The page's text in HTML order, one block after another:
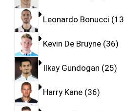
Leonardo Bonucci 13
Kevin De Bruyne 36
Ilkay Gundogan 25
Harry Kane 36